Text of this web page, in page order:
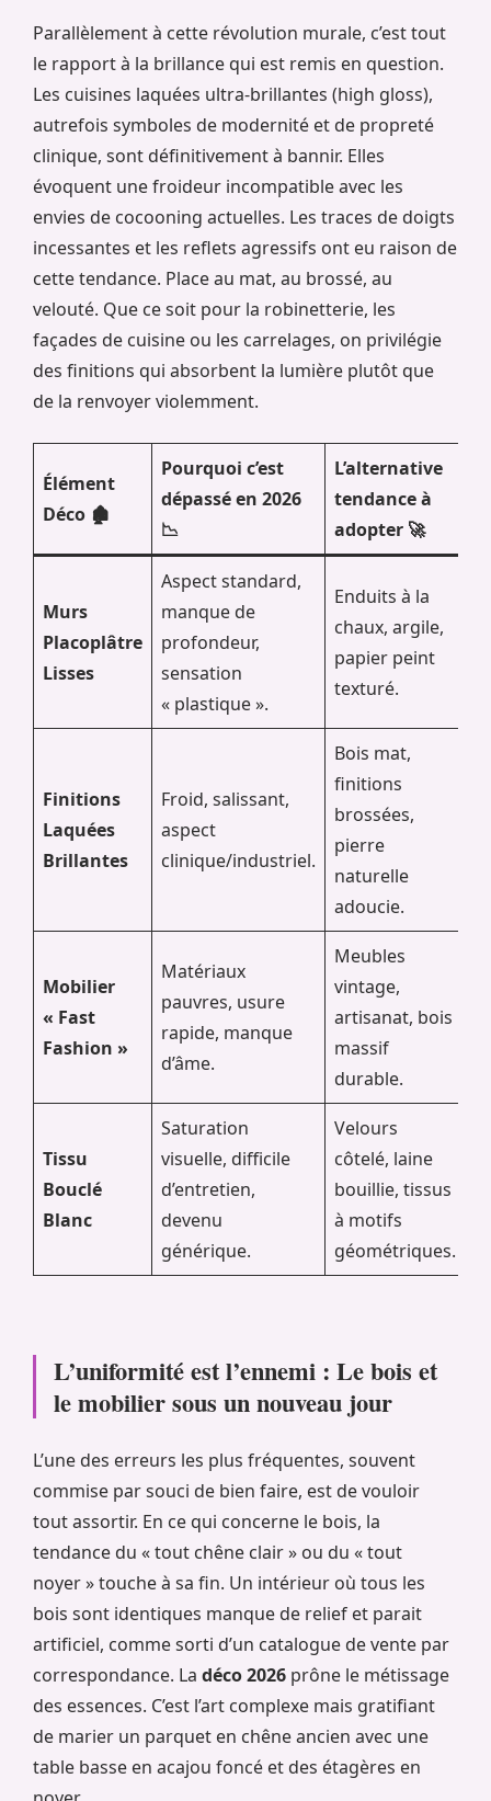
Parallèlement à cette révolution murale, c’est tout
le rapport à la brillance qui est remis en question.
Les cuisines laquées ultra-brillantes (high gloss),
autrefois symboles de modernité et de propreté
clinique, sont définitivement à bannir. Elles
évoquent une froideur incompatible avec les
envies de cocooning actuelles. Les traces de doigts
incessantes et les reflets agressifs ont eu raison de
cette tendance. Place au mat, au brossé, au
velouté. Que ce soit pour la robinetterie, les
façades de cuisine ou les carrelages, on privilégie
des finitions qui absorbent la lumière plutôt que
de la renvoyer violemment.
Élément
Déco 🏚️
Pourquoi c’est
dépassé en 2026
📉
L’alternative
tendance à
adopter 🚀
Murs
Placoplâtre
Lisses
Aspect standard,
manque de
profondeur,
sensation
« plastique ».
Enduits à la
chaux, argile,
papier peint
texturé.
Finitions
Laquées
Brillantes
Froid, salissant,
aspect
clinique/industriel.
Bois mat,
finitions
brossées,
pierre
naturelle
adoucie.
Mobilier
« Fast
Fashion »
Matériaux
pauvres, usure
rapide, manque
d’âme.
Meubles
vintage,
artisanat, bois
massif
durable.
Tissu
Bouclé
Blanc
Saturation
visuelle, difficile
d’entretien,
devenu
générique.
Velours
côtelé, laine
bouillie, tissus
à motifs
géométriques.
L’uniformité est l’ennemi : Le bois et
le mobilier sous un nouveau jour
L’une des erreurs les plus fréquentes, souvent
commise par souci de bien faire, est de vouloir
tout assortir. En ce qui concerne le bois, la
tendance du « tout chêne clair » ou du « tout
noyer » touche à sa fin. Un intérieur où tous les
bois sont identiques manque de relief et parait
artificiel, comme sorti d’un catalogue de vente par
correspondance. La déco 2026 prône le métissage
des essences. C’est l’art complexe mais gratifiant
de marier un parquet en chêne ancien avec une
table basse en acajou foncé et des étagères en